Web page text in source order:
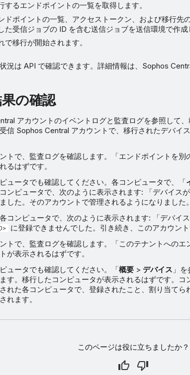
するエンドポイントの一覧を取得します。
ドポイントの一覧、アクセストークン、および移行先
た受信ジョブの ID を含む送信ジョブを送信環境で作成
で移行が開始されます。
況は API で確認できます。詳細情報は、Sophos
の確認
アカウントのイベントログと監査ログを参照して
信 Sophos Central アカウントで、移行されたデバイ
トで、監査ログを確認します。「エンドポイントを別
るはずです。
ュータでも確認してください。各コンピュータで、「
ンピュータで、次のように表示されます: 「デバイス
した。そのアカウントで管理されるようになりました
コンピュータで、次のように表示されます: 「デバイ
に登録できませんでした。引き続き、このアカウント
トで、監査ログを確認します。「このテナントへのエ
が表示されるはずです。
ュータでも確認してください。「概要 > デバイス 」
す。移行したコンピュータが表示されるはずです。コ
れた各コンピュータで、登録されたこと、割り当て
れます。
このページは役に立ちましたか？